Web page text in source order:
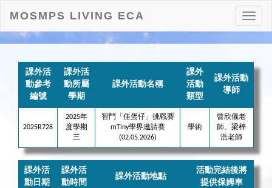
打
開
MOSMPS LIVING ECA
課外活
動參考
編號
課外活
動所屬
學期
課外活動名稱
課外
活動
類型
課外活動
導師
2025R728
2025年
度學期
三
智鬥「佳蛋仔」挑戰賽
mTiny學界邀請賽
(02.05.2026)
學術
曾欣儀老
師、梁梓
浩老師
課外活
動日期
課外活
動時間
課外活動地點
活動完結後將
提供保姆車